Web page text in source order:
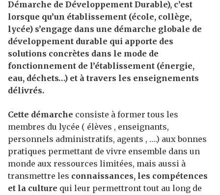
Démarche de Développement Durable), c’est
lorsque qu’un établissement (école, collège,
lycée) s’engage dans une démarche globale de
développement durable qui apporte des
solutions concrètes dans le mode de
fonctionnement de l’établissement (énergie,
eau, déchets…) et à travers les enseignements
délivrés.
Cette démarche consiste à former tous les
membres du lycée ( élèves , enseignants,
personnels administratifs, agents , ….) aux bonnes
pratiques permettant de vivre ensemble dans un
monde aux ressources limitées, mais aussi à
transmettre les connaissances, les compétences
et la culture qui leur permettront tout au long de